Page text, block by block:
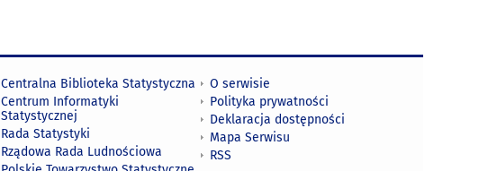
Centralna Biblioteka Statystyczna
Centrum Informatyki
Statystycznej
Rada Statystyki
Rządowa Rada Ludnościowa
O serwisie
Polityka prywatności
Deklaracja dostępności
Mapa Serwisu
RSS